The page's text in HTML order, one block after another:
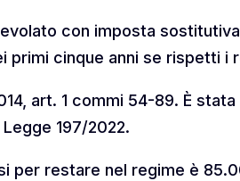
con imposta sostitutiva.
primi cinque anni se rispetti i
art. 1 commi 54-89. È
197/2022.
per restare nel regime è